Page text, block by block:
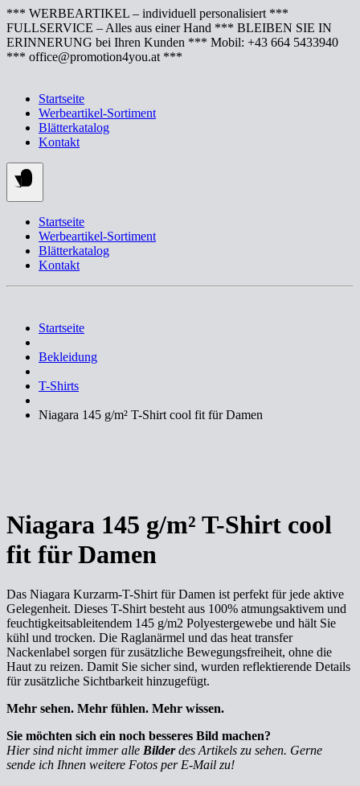
Springe
zum
Inhalt
*** WERBEARTIKEL – individuell personalisiert ***
FULLSERVICE – Alles aus einer Hand *** BLEIBEN SIE IN
ERINNERUNG bei Ihren Kunden *** Mobil: +43 664 5433940
*** office@promotion4you.at ***
Startseite
Werbeartikel-Sortiment
Blätterkatalog
Kontakt
Startseite
Werbeartikel-Sortiment
Blätterkatalog
Kontakt
Startseite
Bekleidung
T-Shirts
Niagara 145 g/m² T-Shirt cool fit für Damen
Niagara 145 g/m² T-Shirt cool
fit für Damen
Das Niagara Kurzarm-T-Shirt für Damen ist perfekt für jede aktive
Gelegenheit. Dieses T-Shirt besteht aus 100% atmungsaktivem und
feuchtigkeitsableitendem 145 g/m2 Polyestergewebe und hält Sie
kühl und trocken. Die Raglanärmel und das heat transfer
Nackenlabel sorgen für zusätzliche Bewegungsfreiheit, ohne die
Haut zu reizen. Damit Sie sicher sind, wurden reflektierende Details
für zusätzliche Sichtbarkeit hinzugefügt.
Mehr sehen. Mehr fühlen. Mehr wissen.
Sie möchten sich ein noch besseres Bild machen?
Hier sind nicht immer alle Bilderdes Artikels zu sehen. Gerne
sende ich Ihnen weitere Fotos per E-Mail zu!